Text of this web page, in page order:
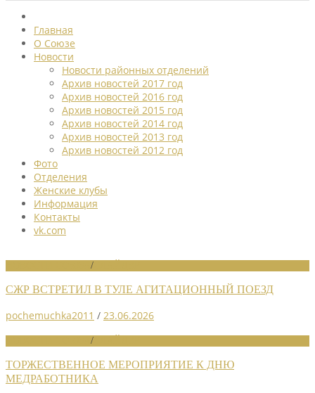
Главная
О Союзе
Новости
Новости районных отделений
Архив новостей 2017 год
Архив новостей 2016 год
Архив новостей 2015 год
Архив новостей 2014 год
Архив новостей 2013 год
Архив новостей 2012 год
Фото
Отделения
Женские клубы
Информация
Контакты
vk.com
/
СЖР ВСТРЕТИЛ В ТУЛЕ АГИТАЦИОННЫЙ ПОЕЗД
pochemuchka2011 / 23.06.2026
/
ТОРЖЕСТВЕННОЕ МЕРОПРИЯТИЕ К ДНЮ
МЕДРАБОТНИКА